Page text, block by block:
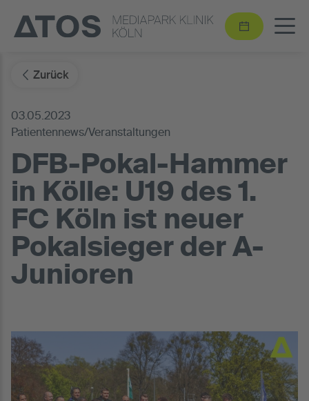
Zurück
03.05.2023
Patientennews/Veranstaltungen
DFB-Pokal-Hammer
in Kölle: U19 des 1.
FC Köln ist neuer
Pokalsieger der A-
Junioren